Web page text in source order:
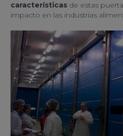
características de estas
impacto en las industrias